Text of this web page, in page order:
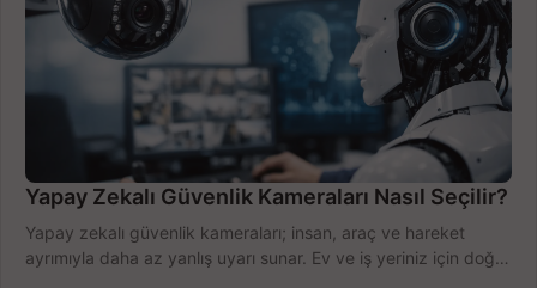
Yapay Zekalı Güvenlik Kameraları Nasıl Seçilir?
Yapay zekalı güvenlik kameraları; insan, araç ve hareket
ayrımıyla daha az yanlış uyarı sunar. Ev ve iş yeriniz için doğru